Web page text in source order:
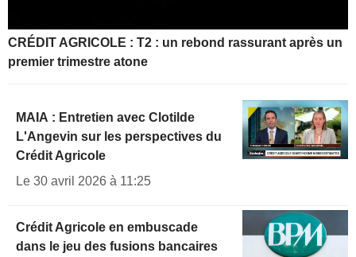
CRÉDIT AGRICOLE : T2 : un rebond rassurant après un
premier trimestre atone
MAIA : Entretien avec Clotilde
L'Angevin sur les perspectives du
Crédit Agricole
Le 30 avril 2026 à 11:25
Crédit Agricole en embuscade
dans le jeu des fusions bancaires